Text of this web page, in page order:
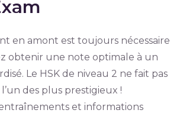
en amont est toujours nécessaire
obtenir une note optimale à un
Le HSK de niveau 2 ne fait pas
des plus prestigieux !
et informations